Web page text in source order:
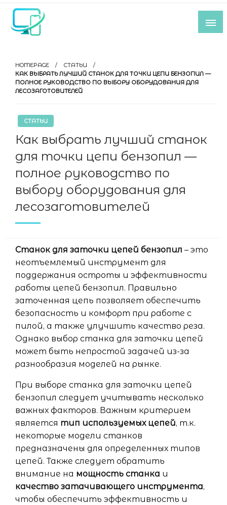
Skip
content
индустрии
HOMEPAGE
СТАТЬИ
КАК ВЫБРАТЬ ЛУЧШИЙ СТАНОК ДЛЯ ТОЧКИ ЦЕПИ БЕНЗОПИЛ —
ПОЛНОЕ РУКОВОДСТВО ПО ВЫБОРУ ОБОРУДОВАНИЯ ДЛЯ
ЛЕСОЗАГОТОВИТЕЛЕЙ
СТАТЬИ
Как выбрать лучший станок
для точки цепи бензопил —
полное руководство по
выбору оборудования для
лесозаготовителей
Станок для заточки цепей бензопил – это
неотъемлемый инструмент для
поддержания остроты и эффективности
работы цепей бензопил. Правильно
заточенная цепь позволяет обеспечить
безопасность и комфорт при работе с
пилой, а также улучшить качество реза.
Однако выбор станка для заточки цепей
может быть непростой задачей из-за
разнообразия моделей на рынке.
При выборе станка для заточки цепей
бензопил следует учитывать несколько
важных факторов. Важным критерием
является тип используемых цепей, т.к.
некоторые модели станков
предназначены для определенных типов
цепей. Также следует обратить
внимание на мощность станка и
качество затачивающего инструмента,
чтобы обеспечить эффективность и